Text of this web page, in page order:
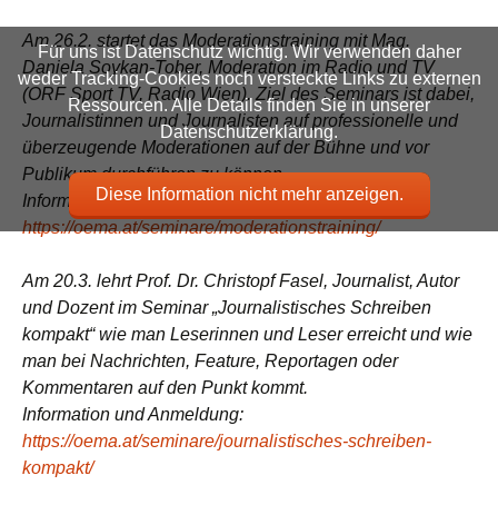
Am 26.2. startet das Moderationstraining mit Mag.
Daniela Soykan-Tober, Moderation im Radio und TV
(ORF Sport TV, Radio Wien). Ziel des Seminars ist dabei,
Journalistinnen und Journalisten auf professionelle und
überzeugende Moderationen auf der Bühne und vor
Publikum durchführen zu können.
Information und Anmeldung:
https://oema.at/seminare/moderationstraining/
Am 20.3. lehrt Prof. Dr. Christopf Fasel, Journalist, Autor
und Dozent im Seminar „Journalistisches Schreiben
kompakt“ wie man Leserinnen und Leser erreicht und wie
man bei Nachrichten, Feature, Reportagen oder
Kommentaren auf den Punkt kommt.
Information und Anmeldung:
https://oema.at/seminare/journalistisches-schreiben-
kompakt/
Für uns ist Datenschutz wichtig. Wir verwenden daher
weder Tracking-Cookies noch versteckte Links zu externen
Ressourcen. Alle Details finden Sie in unserer
Datenschutzerklärung.
Diese Information nicht mehr anzeigen.